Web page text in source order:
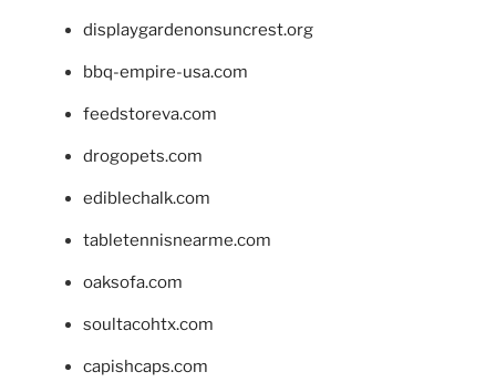
displaygardenonsuncrest.org
bbq-empire-usa.com
feedstoreva.com
drogopets.com
ediblechalk.com
tabletennisnearme.com
oaksofa.com
soultacohtx.com
capishcaps.com